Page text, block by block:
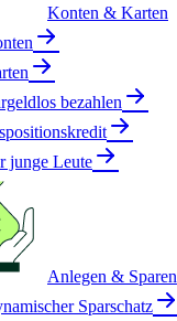
Konten & Karten
bezahlen
junge Leute
Anlegen & Sparen
Sparschatz